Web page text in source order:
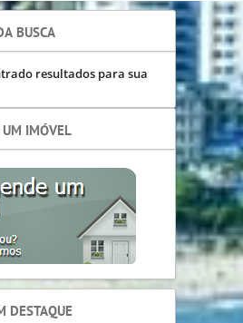
BUSCA
resultados para sua
UM IMÓVEL
DESTAQUE